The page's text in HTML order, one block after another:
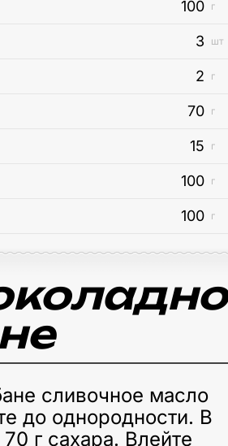
100 г
3 шт
2 г
70 г
15 г
100 г
100 г
сливочное масло
до однородности. В
г сахара. Влейте